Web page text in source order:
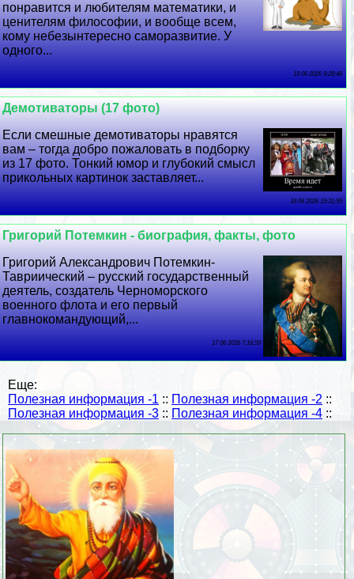
понравится и любителям математики, и
ценителям философии, и вообще всем,
кому небезынтересно саморазвитие. У
одного...
19 06 2026 9:28:46
Демотиваторы (17 фото)
Если смешные демотиваторы нравятся
вам – тогда добро пожаловать в подборку
из 17 фото. Тонкий юмор и глубокий смысл
прикольных картинок заставляет...
18 06 2026 15:31:55
Григорий Потемкин - биография, факты, фото
Григорий Александрович Потемкин-
Тавриический – русский государственный
деятель, создатель Черноморского
военного флота и его первый
главнокомaндующий,...
17 06 2026 7:16:59
Еще:
Полезная информация -1 :: Полезная информация -2 ::
Полезная информация -3 :: Полезная информация -4 ::